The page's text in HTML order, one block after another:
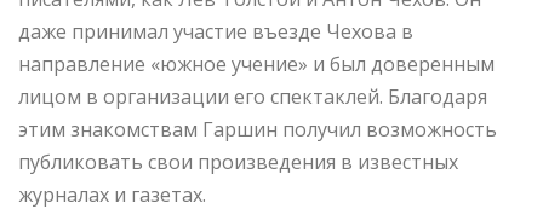
даже принимал участие въезде Чехова в
направление «южное учение» и был доверенным
лицом в организации его спектаклей. Благодаря
этим знакомствам Гаршин получил возможность
публиковать свои произведения в известных
журналах и газетах.